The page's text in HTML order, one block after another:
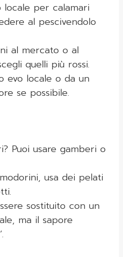
locale per calamari
al pescivendolo
al mercato o al
quelli più rossi.
evo locale o da un
se possibile.
Puoi usare gamberi o
usa dei pelati
sostituito con un
ma il sapore